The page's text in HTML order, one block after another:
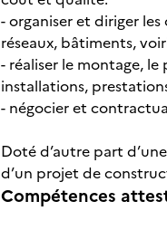
- organiser et diriger
réseaux, bâtiments,
- réaliser le montage,
installations,
- négocier et
Doté d’autre part
d’un projet de
Compétences